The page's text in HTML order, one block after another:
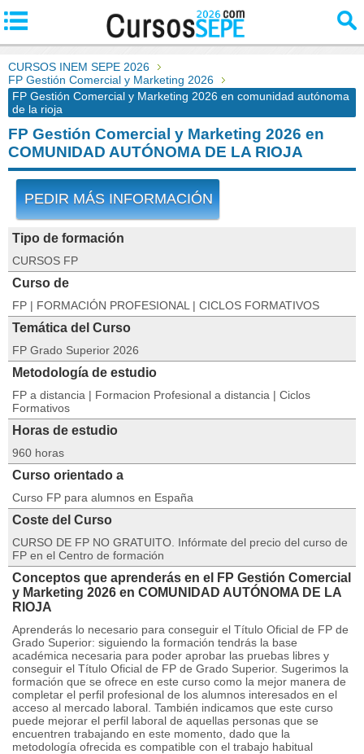
CURSOS INEM SEPE 2026
FP Gestión Comercial y Marketing 2026
FP Gestión Comercial y Marketing 2026 en comunidad autónoma
de la rioja
FP Gestión Comercial y Marketing 2026 en
COMUNIDAD AUTÓNOMA DE LA RIOJA
PEDIR MÁS INFORMACIÓN
Tipo de formación
CURSOS FP
Curso de
FP | FORMACIÓN PROFESIONAL | CICLOS FORMATIVOS
Temática del Curso
FP Grado Superior 2026
Metodología de estudio
FP a distancia | Formacion Profesional a distancia | Ciclos
Formativos
Horas de estudio
960 horas
Curso orientado a
Curso FP para alumnos en España
Coste del Curso
CURSO DE FP NO GRATUITO. Infórmate del precio del curso de
FP en el Centro de formación
Conceptos que aprenderás en el FP Gestión Comercial
y Marketing 2026 en COMUNIDAD AUTÓNOMA DE LA
RIOJA
Aprenderás lo necesario para conseguir el Título Oficial de FP de
Grado Superior: siguiendo la formación tendrás la base
académica necesaria para poder aprobar las pruebas libres y
conseguir el Título Oficial de FP de Grado Superior. Sugerimos la
formación que se ofrece en este curso como la mejor manera de
completar el perfil profesional de los alumnos interesados en el
acceso al mercado laboral. También indicamos que este curso
puede mejorar el perfil laboral de aquellas personas que se
encuentren trabajando en este momento, dado que la
metodología ofrecida es compatible con el trabajo habitual